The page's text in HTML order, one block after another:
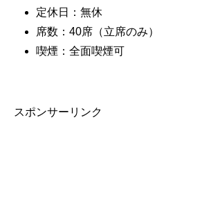
定休日：無休
席数：40席（立席のみ）
喫煙：全面喫煙可
スポンサーリンク